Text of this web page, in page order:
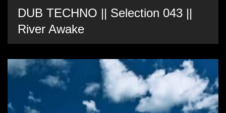
DUB TECHNO || Selection 043 ||
River Awake